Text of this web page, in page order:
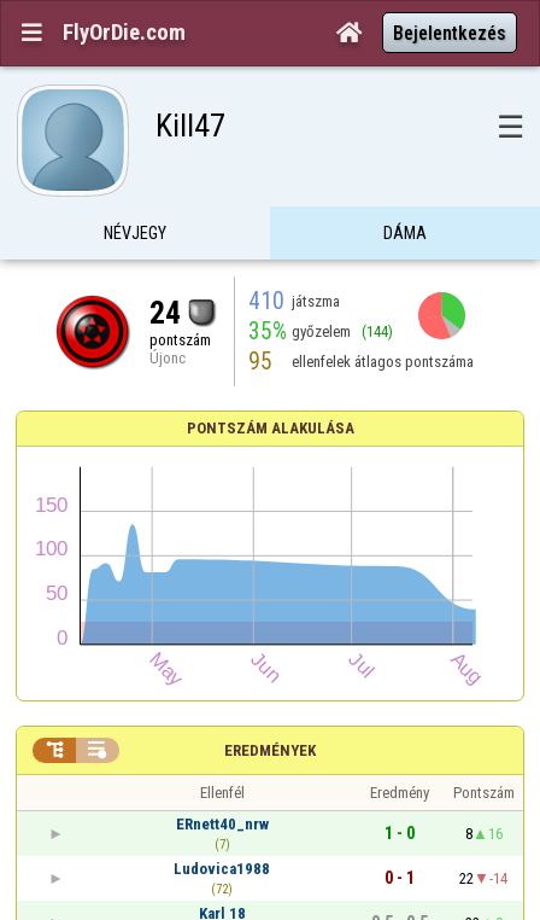
 FlyOrDie.com  Bejelentkezés
Kill47 ☰
NÉVJEGY DÁMA
24
pontszám
Újonc
410 játszma
35% győzelem (144)
95 ellenfelek átlagos pontszáma
PONTSZÁM ALAKULÁSA
EREDMÉNYEK
 
Ellenfél Eredmény
Pontszám
ERnett40_nrw
(7)
1 - 0 8
16
Ludovica1988
(72)
0 - 1 22
-14
Karl 18